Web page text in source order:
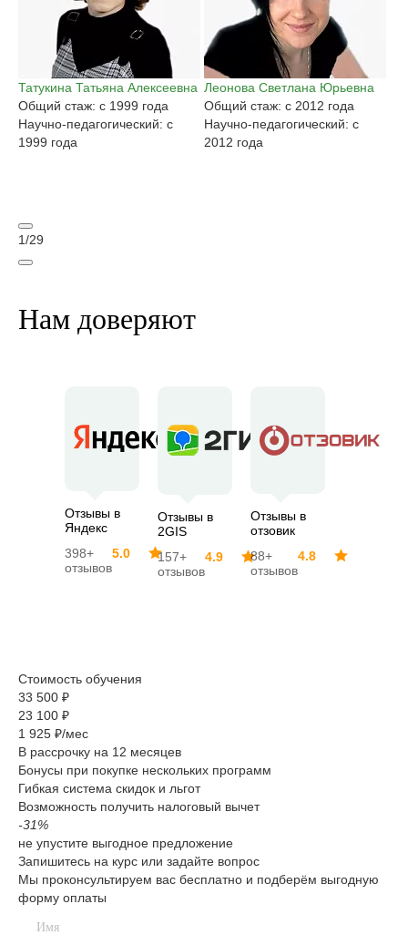
Татукина Татьяна Алексеевна
Общий стаж: с 1999 года
Научно-педагогический: с
1999 года
Леонова Светлана Юрьевна
Общий стаж: с 2012 года
Научно-педагогический: с
2012 года
1/29
Нам доверяют
Отзывы в
Яндекс
398+
отзывов
5.0
Отзывы в
2GIS
157+
отзывов
4.9
Отзывы в
отзовик
88+
отзывов
4.8
Стоимость обучения
33 500 ₽
23 100 ₽
1 925 ₽/мес
В рассрочку на 12 месяцев
Бонусы при покупке нескольких программ
Гибкая система скидок и льгот
Возможность получить налоговый вычет
-31%
не упустите выгодное предложение
Запишитесь на курс или задайте вопрос
Мы проконсультируем вас бесплатно и подберём выгодную
форму оплаты